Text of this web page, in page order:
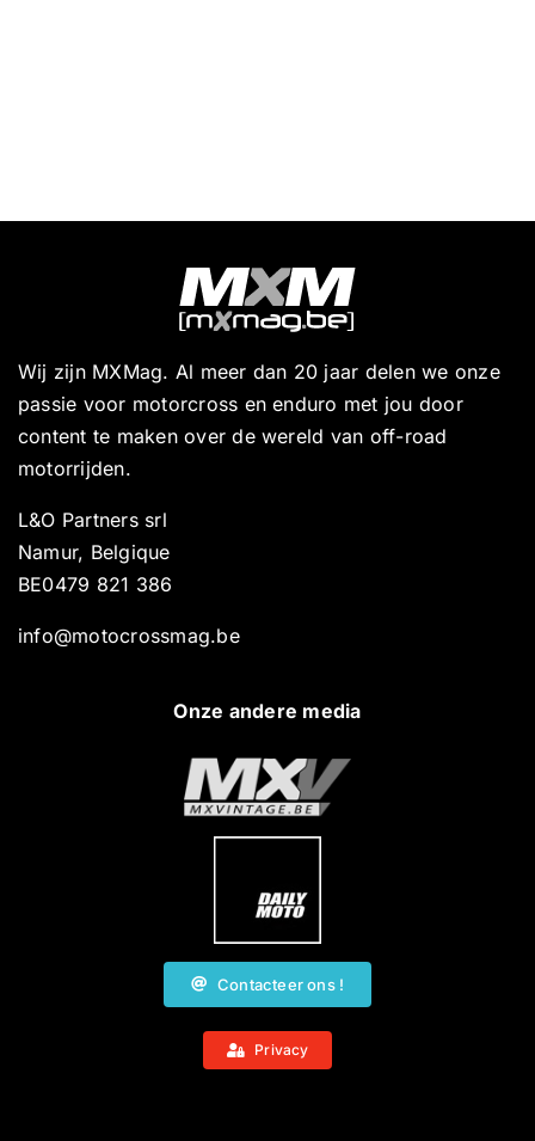
Wij zijn MXMag. Al meer dan 20 jaar delen we onze
passie voor motorcross en enduro met jou door
content te maken over de wereld van off-road
motorrijden.
L&O Partners srl
Namur, Belgique
BE0479 821 386
info@motocrossmag.be
Onze andere media
Contacteer ons !
Privacy